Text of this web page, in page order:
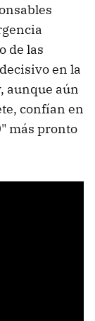
de las
en la
aunque aún
confían en
más pronto